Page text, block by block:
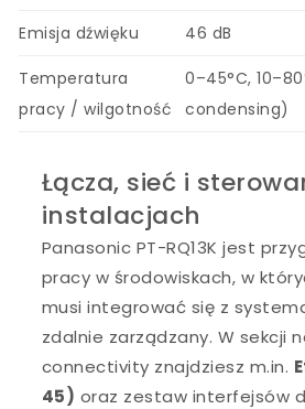
Emisja dźwięku 46 dB
Temperatura
pracy / wilgotność
0–45°C,
condensing)
Łącza, sieć i
instalacjach
Panasonic PT-RQ13K jest
pracy w środowiskach, w
musi integrować się z
zdalnie zarządzany. W sekcji
connectivity znajdziesz m.in.
45) oraz zestaw interfejsów